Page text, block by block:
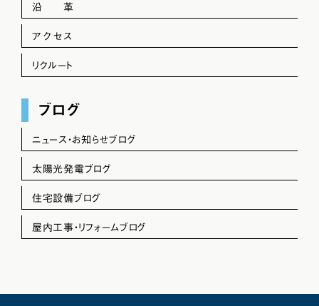
沿 革
アクセス
リクルート
ブログ
ニュース・お知らせブログ
太陽光発電ブログ
住宅設備ブログ
屋内工事・リフォームブログ